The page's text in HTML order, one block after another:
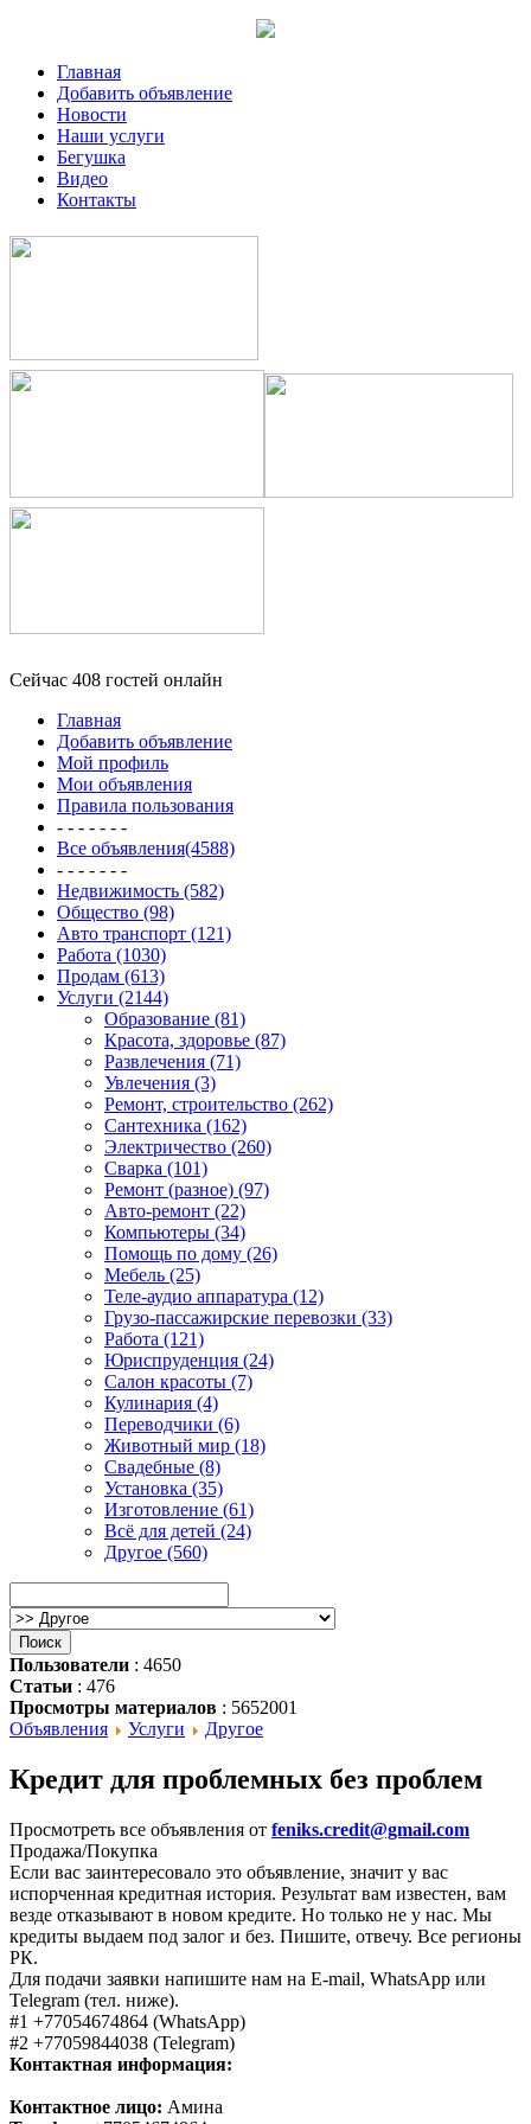
Главная
Добавить объявление
Новости
Наши услуги
Бегушка
Видео
Контакты
Сейчас 408 гостей онлайн
Главная
Добавить объявление
Мой профиль
Мои объявления
Правила пользования
- - - - - - -
Все объявления(4588)
- - - - - - -
Недвижимость (582)
Общество (98)
Авто транспорт (121)
Работа (1030)
Продам (613)
Услуги (2144)
Образование (81)
Красота, здоровье (87)
Развлечения (71)
Увлечения (3)
Ремонт, строительство (262)
Сантехника (162)
Электричество (260)
Сварка (101)
Ремонт (разное) (97)
Авто-ремонт (22)
Компьютеры (34)
Помощь по дому (26)
Мебель (25)
Теле-аудио аппаратура (12)
Грузо-пассажирские перевозки (33)
Работа (121)
Юриспруденция (24)
Салон красоты (7)
Кулинария (4)
Переводчики (6)
Животный мир (18)
Свадебные (8)
Установка (35)
Изготовление (61)
Всё для детей (24)
Другое (560)
Пользователи : 4650
Статьи : 476
Просмотры материалов : 5652001
Объявления
Услуги Другое
Кредит для проблемных без проблем
Просмотреть все объявления от feniks.credit@gmail.com
Продажа/Покупка
Если вас заинтересовало это объявление, значит у вас
испорченная кредитная история. Результат вам известен, вам
везде отказывают в новом кредите. Но только не у нас. Мы
кредиты выдаем под залог и без. Пишите, отвечу. Все регионы
РК.
Для подачи заявки напишите нам на E-mail, WhatsApp или
Telegram (тел. ниже).
#1 +77054674864 (WhatsApp)
#2 +77059844038 (Telegram)
Контактная информация:
Контактное лицо: Амина